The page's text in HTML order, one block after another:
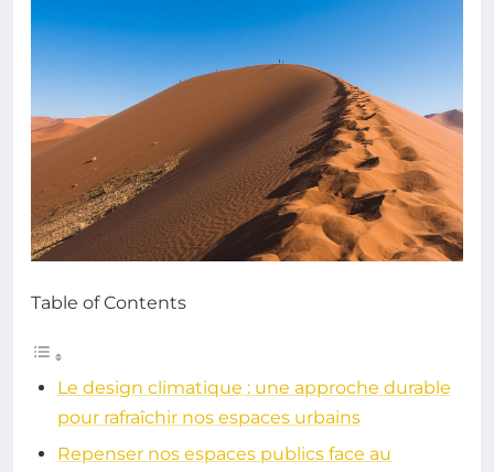
Table of Contents
Le design climatique : une approche durable
pour rafraîchir nos espaces urbains
Repenser nos espaces publics face au